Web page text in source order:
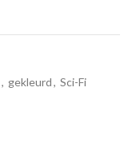
, gekleurd, Sci-Fi